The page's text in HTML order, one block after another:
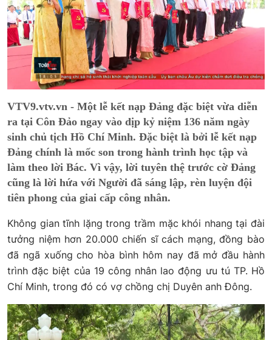
VTV9.vtv.vn - Một lễ kết nạp Đảng đặc biệt vừa diễn
ra tại Côn Đảo ngay vào dịp kỷ niệm 136 năm ngày
sinh chủ tịch Hồ Chí Minh. Đặc biệt là bởi lễ kết nạp
Đảng chính là mốc son trong hành trình học tập và
làm theo lời Bác. Vì vậy, lời tuyên thệ trước cờ Đảng
cũng là lời hứa với Người đã sáng lập, rèn luyện đội
tiên phong của giai cấp công nhân.
Không gian tĩnh lặng trong trầm mặc khói nhang tại đài
tưởng niệm hơn 20.000 chiến sĩ cách mạng, đồng bào
đã ngã xuống cho hòa bình hôm nay đã mở đầu hành
trình đặc biệt của 19 công nhân lao động ưu tú TP. Hồ
Chí Minh, trong đó có vợ chồng chị Duyên anh Đông.